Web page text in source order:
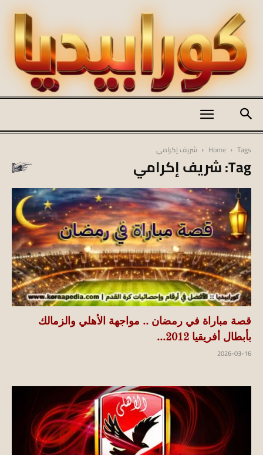
koraapedia
Home Tags شريف إكرامي
Tag: شريف إكرامي
قصة مباراة في رمضان .. مواجهة الأهلي والزمالك
بأبطال أفريقيا 2012...
2026-03-16